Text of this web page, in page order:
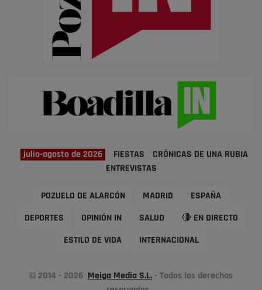
julio-agosto de 2026 FIESTAS
CRÓNICAS DE UNA RUBIA
ENTREVISTAS
POZUELO DE ALARCÓN MADRID ESPAÑA
DEPORTES OPINIÓN IN SALUD 🔴 EN DIRECTO
ESTILO DE VIDA INTERNACIONAL
© 2014 - 2026 Meiga Media S.L. - Todos los derechos